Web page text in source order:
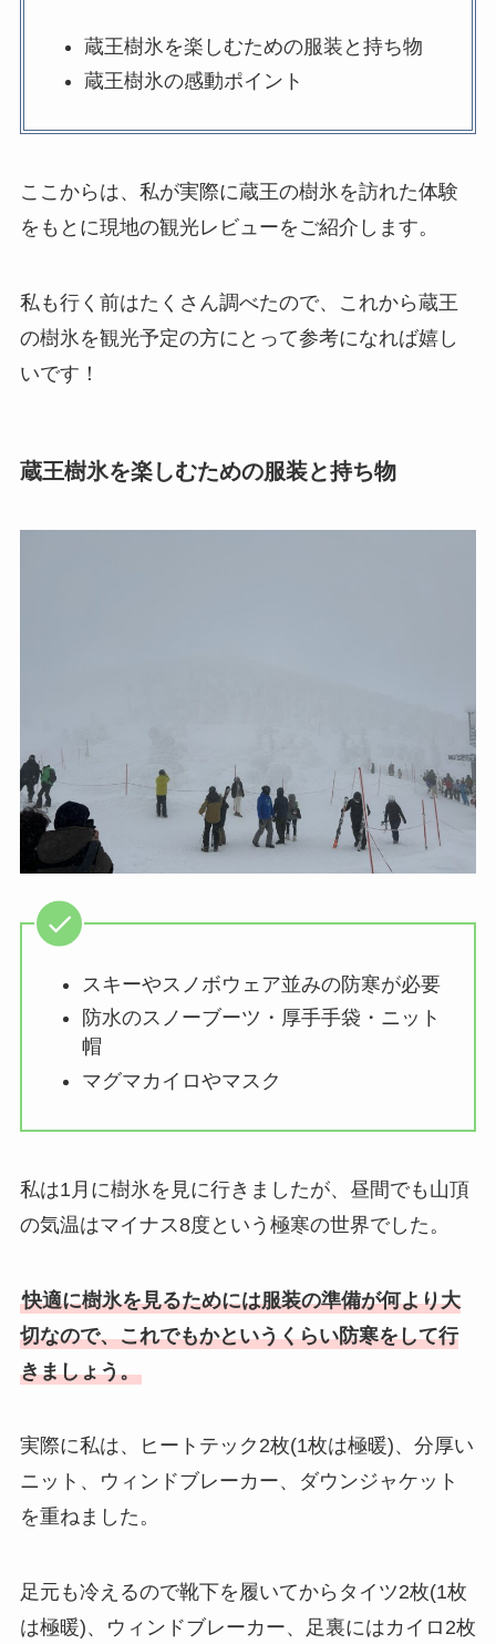
蔵王樹氷を楽しむための服装と持ち物
蔵王樹氷の感動ポイント
ここからは、私が実際に蔵王の樹氷を訪れた体験
をもとに現地の観光レビューをご紹介します。
私も行く前はたくさん調べたので、これから蔵王
の樹氷を観光予定の方にとって参考になれば嬉し
いです！
蔵王樹氷を楽しむための服装と持ち物
スキーやスノボウェア並みの防寒が必要
防水のスノーブーツ・厚手手袋・ニット
帽
マグマカイロやマスク
私は1月に樹氷を見に行きましたが、昼間でも山頂
の気温はマイナス8度という極寒の世界でした。
快適に樹氷を見るためには服装の準備が何より大
切なので、これでもかというくらい防寒をして行
きましょう。
実際に私は、ヒートテック2枚(1枚は極暖)、分厚い
ニット、ウィンドブレーカー、ダウンジャケット
を重ねました。
足元も冷えるので靴下を履いてからタイツ2枚(1枚
は極暖)、ウィンドブレーカー、足裏にはカイロ2枚